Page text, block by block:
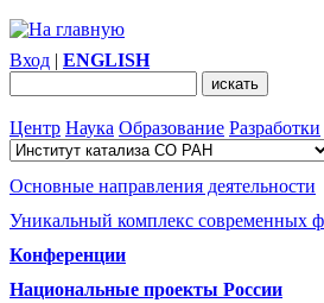
Вход | ENGLISH
Центр Наука Образование Разработки
Основные направления деятельности
Уникальный комплекс современных
Конференции
Национальные проекты России